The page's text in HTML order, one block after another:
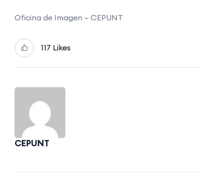
Oficina de Imagen – CEPUNT
117 Likes
CEPUNT